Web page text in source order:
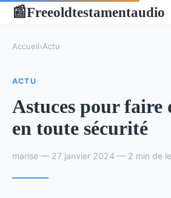
📰Freeoldtestamentaudio
Accueil›Actu
ACTU
Astuces pour faire
en toute sécurité
marise — 27 janvier 2024 — 2 min de